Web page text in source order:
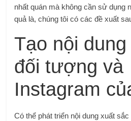
nhất quán mà không cần sử dụng
quả là, chúng tôi có các đề xuất
Tạo nội
đối tượng và
Instagram
Có thể phát triển nội dung xuất